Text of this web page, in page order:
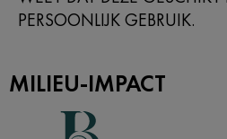
PERSOONLIJK GEBRUIK.
MILIEU-IMPACT